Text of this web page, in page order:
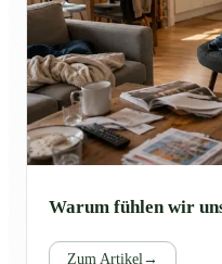
Warum fühlen wir
Zum Artikel →